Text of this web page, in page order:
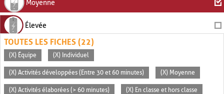
Moyenne
Élevée
TOUTES LES FICHES (22)
(X) Équipe (X) Individuel
(X) Activités développées (Entre 30 et 60 minutes) (X) Moyenne
(X) Activités élaborées (> 60 minutes) (X) En classe et hors classe